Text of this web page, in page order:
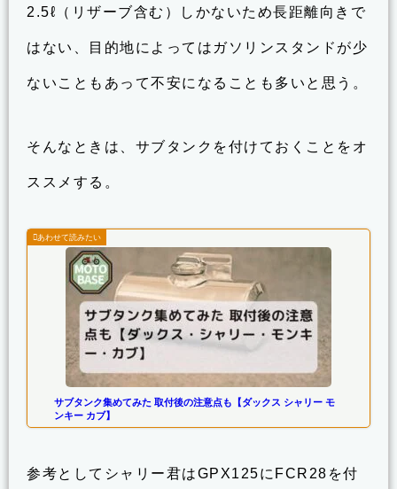
2.5ℓ（リザーブ含む）しかないため長距離向きで
はない、目的地によってはガソリンスタンドが少
ないこともあって不安になることも多いと思う。
そんなときは、サブタンクを付けておくことをオ
ススメする。
サブタンク集めてみた 取付後の注意点も【ダックス シャリー モ
ンキー カブ】
参考としてシャリー君はGPX125にFCR28を付